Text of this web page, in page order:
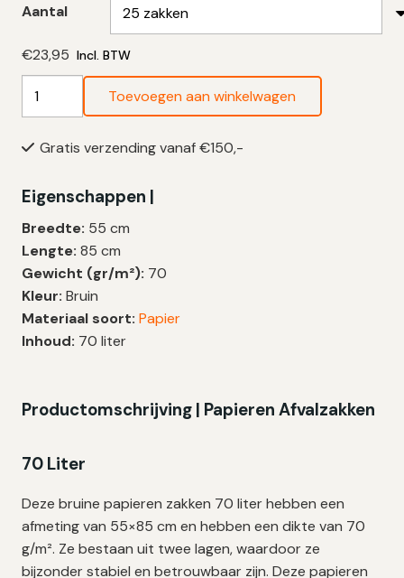
Aantal
€23,95 Incl. BTW
Liter
70
gr/m²
|
55×85
cm
–
25
Toevoegen aan winkelwagen
Gratis verzending vanaf €150,-
Eigenschappen |
Breedte: 55 cm
Lengte: 85 cm
Gewicht (gr/m²): 70
Kleur: Bruin
Materiaal soort: Papier
Inhoud: 70 liter
Productomschrijving | Papieren Afvalzakken
70 Liter
Deze bruine papieren zakken 70 liter hebben een
afmeting van 55×85 cm en hebben een dikte van 70
g/m². Ze bestaan uit twee lagen, waardoor ze
bijzonder stabiel en betrouwbaar zijn. Deze papieren